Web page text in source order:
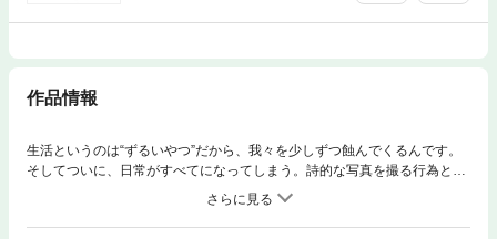
作品情報
生活というのは“ずるいやつ”だから、我々を少しずつ蝕んでくるんです。
そしてついに、日常がすべてになってしまう。詩的な写真を撮る行為と
は、そういう日常から少し距離を置くということ。日常の営みを、斜め
横、あるいは高みの視点から観察してみましょ──知的のひとつ上、大人
のためのチョートク流「詩的なカメラ生活」指南。